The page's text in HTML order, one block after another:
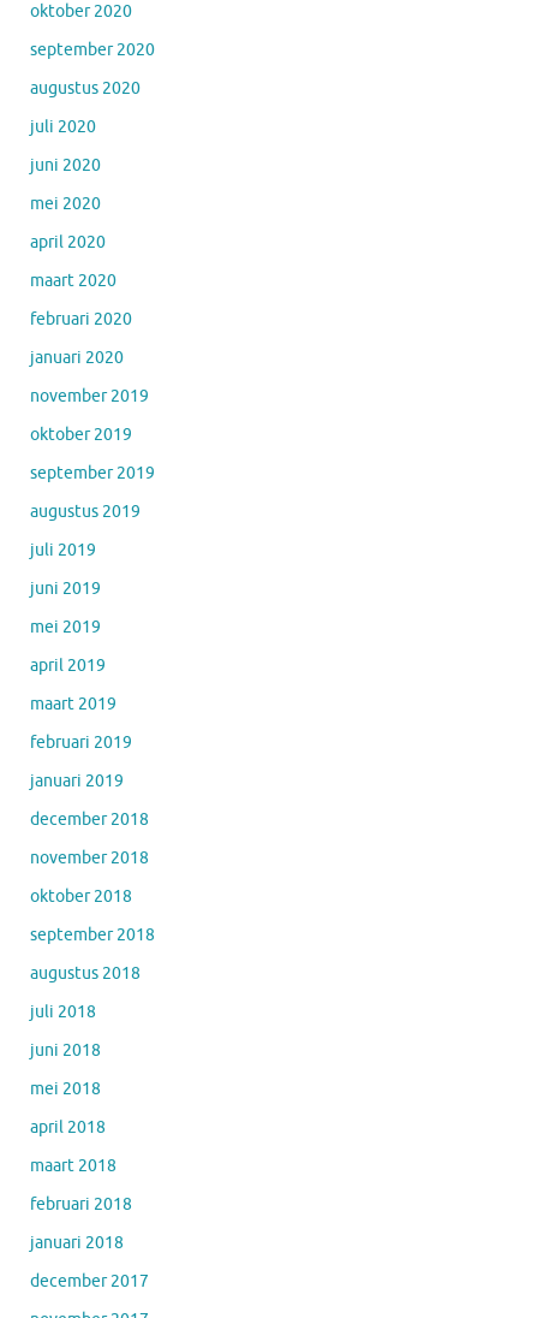
oktober 2020
september 2020
augustus 2020
juli 2020
juni 2020
mei 2020
april 2020
maart 2020
februari 2020
januari 2020
november 2019
oktober 2019
september 2019
augustus 2019
juli 2019
juni 2019
mei 2019
april 2019
maart 2019
februari 2019
januari 2019
december 2018
november 2018
oktober 2018
september 2018
augustus 2018
juli 2018
juni 2018
mei 2018
april 2018
maart 2018
februari 2018
januari 2018
december 2017